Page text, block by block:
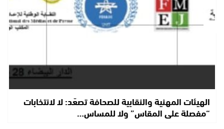
الهيئات المهنية والنقابية للصحافة تصعّد: لا لانتخابات
“مفصلة على المقاس” ولا للمساس…